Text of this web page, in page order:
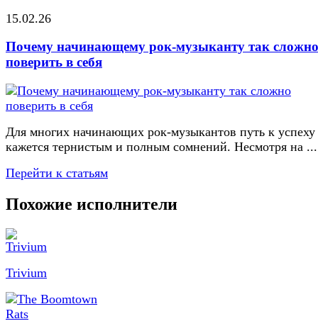
15.02.26
Почему начинающему рок-музыканту так сложно
поверить в себя
Для многих начинающих рок-музыкантов путь к успеху
кажется тернистым и полным сомнений. Несмотря на ...
Перейти к статьям
Похожие исполнители
Trivium